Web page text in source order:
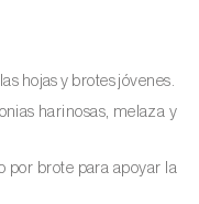
tenuis )
hojas y brotes jóvenes.
harinosas, melaza y
por brote para apoyar la